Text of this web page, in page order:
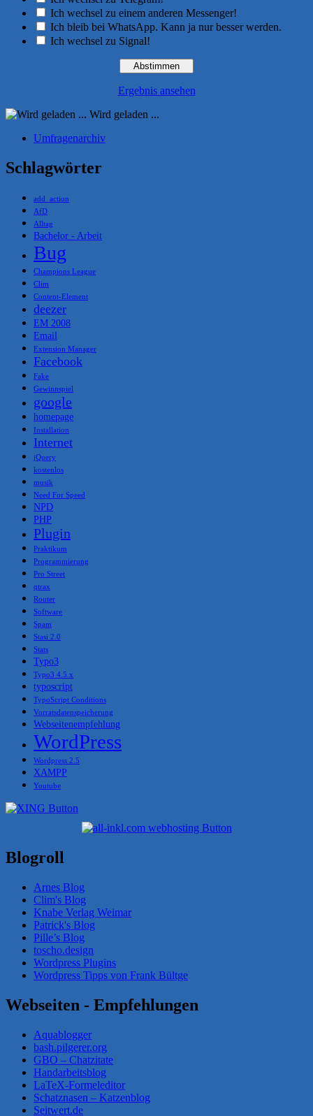
Ich wechsel zu einem anderen Messenger!
Ich bleib bei WhatsApp. Kann ja nur besser werden.
Ich wechsel zu Signal!
Ergebnis ansehen
Wird geladen ...
Umfragenarchiv
Schlagwörter
add_action
AfD
Alltag
Bachelor - Arbeit
Bug
Champions League
Clim
Content-Element
deezer
EM 2008
Email
Extension Manager
Facebook
Fake
Gewinnspiel
google
homepage
Installation
Internet
jQuery
kostenlos
musik
Need For Speed
NPD
PHP
Plugin
Praktikum
Programmierung
Pro Street
qtrax
Router
Software
Spam
Stasi 2.0
Stats
Typo3
Typo3 4.5.x
typoscript
TypoScript Conditions
Vorratsdatenspeicherung
Webseitenempfehlung
WordPress
Wordpress 2.5
XAMPP
Youtube
Blogroll
Arnes Blog
Clim's Blog
Knabe Verlag Weimar
Patrick's Blog
Pille’s Blog
toscho.design
Wordpress Plugins
Wordpress Tipps von Frank Bültge
Webseiten - Empfehlungen
Aquablogger
bash.pilgerer.org
GBO – Chatzitate
Handarbeitsblog
LaTeX-Formeleditor
Schatznasen – Katzenblog
Seitwert.de